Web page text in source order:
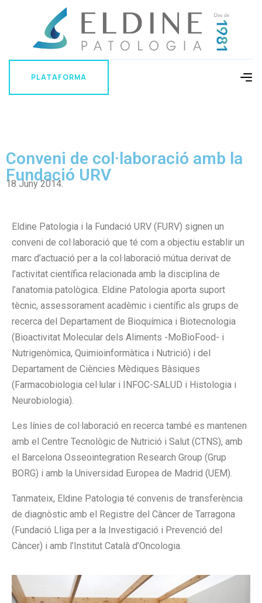
PLATAFORMA
Conveni de col·laboració amb la
Fundació URV
18 Juny 2014.
Eldine Patologia i la Fundació URV (FURV) signen un
conveni de col·laboració que té com a objectiu establir un
marc d’actuació per a la col·laboració mútua derivat de
l’activitat científica relacionada amb la disciplina de
l’anatomia patològica. Eldine Patologia aporta suport
tècnic, assessorament acadèmic i científic als grups de
recerca del Departament de Bioquímica i Biotecnologia
(Bioactivitat Molecular dels Aliments -MoBioFood- i
Nutrigenòmica, Quimioinformàtica i Nutrició) i del
Departament de Ciències Mèdiques Bàsiques
(Farmacobiologia cel·lular i INFOC-SALUD i Histologia i
Neurobiologia).
Les línies de col·laboració en recerca també es mantenen
amb el Centre Tecnològic de Nutrició i Salut (CTNS), amb
el Barcelona Osseointegration Research Group (Grup
BORG) i amb la Universidad Europea de Madrid (UEM).
Tanmateix, Eldine Patologia té convenis de transferència
de diagnòstic amb el Registre del Càncer de Tarragona
(Fundació Lliga per a la Investigació i Prevenció del
Càncer) i amb l’Institut Català d’Oncologia.